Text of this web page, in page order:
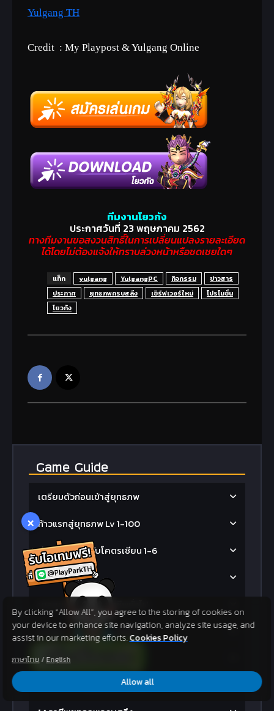
Yulgang TH
Credit : My Playpost & Yulgang Online
ทีมงานโยวกัง
ประกาศวันที่ 23 พฤษภาคม 2562
ทางทีมงานขอสงวนสิทธิ์ในการเปลี่ยนแปลงรายละเอียด
ได้โดยไม่ต้องแจ้งให้ทราบล่วงหน้าหรือชดเชยใดๆ
แท็ก yulgang YulgangPC กิจกรรม
ข่าวสาร
ประกาศ
ยุทธภพครบสลึง เซิร์ฟเวอร์ใหม่
โปรโมชั่น
โยวกัง
Game Guide
เตรียมตัวก่อนเข้าสู่ยุทธภพ
ก้าวแรกสู่ยุทธภพ Lv 1-100
ท่องยุทธภพฉบับโคตรเซียน 1-6
Tip &Trick
เควสเปลี่ยนคลาสอาชีพฮีโร่
เควสทั่วไป
ระบบต่างๆในยุทธภพครบสลึง
×
By clicking “Allow All”, you agree to the storing of cookies on
your device to enhance site navigation, analyze site usage, and
assist in our marketing efforts.Cookies Policy
ภาษาไทย / English
Allow all